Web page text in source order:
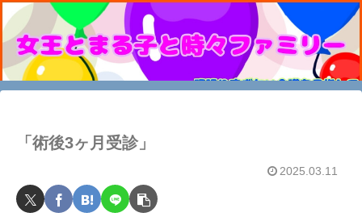
「術後3ヶ月受診」
2025.03.11